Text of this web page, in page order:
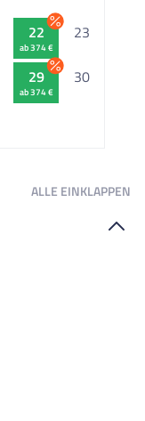
22
ab 374 €
23
29
ab 374 €
30
ALLE EINKLAPPEN